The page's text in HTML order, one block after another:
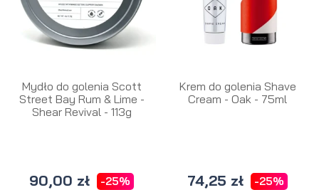
Mydło do golenia Scott
Street Bay Rum & Lime -
Shear Revival - 113g
90,00 zł -25%
Krem do golenia Shave
Cream - Oak - 75ml
74,25 zł -25%